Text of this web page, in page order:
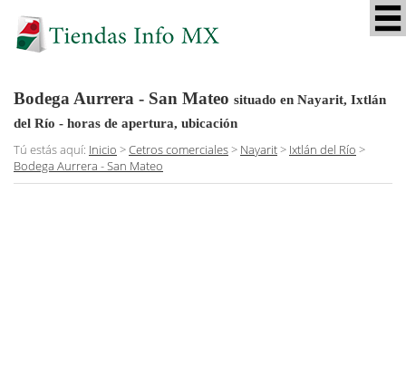
Bodega Aurrera - San Mateo situado en Nayarit, Ixtlán
del Río - horas de apertura, ubicación
Tú estás aquí: Inicio >Cetros comerciales> Nayarit> Ixtlán del Río >
Bodega Aurrera - San Mateo